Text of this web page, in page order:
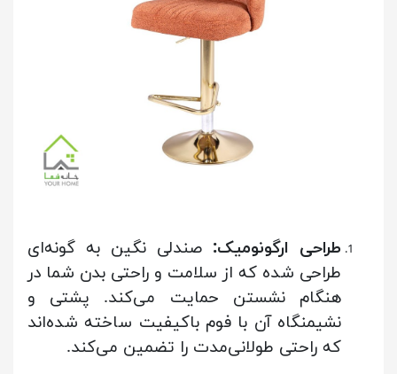
طراحی ارگونومیک: صندلی نگین به گونه‌ای
طراحی شده که از سلامت و راحتی بدن شما در
هنگام نشستن حمایت می‌کند. پشتی و
نشیمنگاه آن با فوم باکیفیت ساخته شده‌اند
که راحتی طولانی‌مدت را تضمین می‌کند.